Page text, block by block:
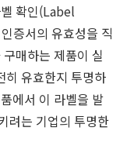
확인(Label
증서의 유효성을 직
매하는 제품이 실
히 유효한지 투명하
에서 이 라벨을 발
려는 기업의 투명한